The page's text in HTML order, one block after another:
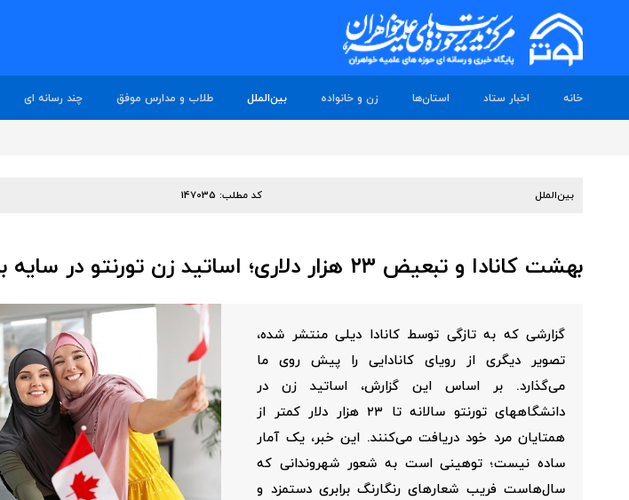
خانه اخبار ستاد استان‌ها زن و خانواده بین‌الملل طلاب و مدارس موفق چند رسانه ای
بین‌الملل کد مطلب: 147035
بهشت کانادا و تبعیض ۲۳ هزار دلاری؛ اساتید زن تورنتو در سایه برابری دروغین
گزارشی که به تازگی توسط کانادا دیلی منتشر شده،
تصویر دیگری از رویای کانادایی را پیش روی ما
می‌گذارد. بر اساس این گزارش، اساتید زن در
دانشگاههای تورنتو سالانه تا ۲۳ هزار دلار کمتر از
همتایان مرد خود دریافت می‌کنند. این خبر، یک آمار
ساده نیست؛ توهینی است به شعور شهروندانی که
سال‌هاست فریب شعارهای رنگارنگ برابری دستمزد و